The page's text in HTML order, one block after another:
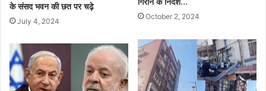
के संसद भवन की छत पर चढ़े
July 4, 2024
October 2, 2024